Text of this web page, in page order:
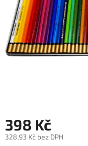
398 Kč
328,93 Kč bez DPH